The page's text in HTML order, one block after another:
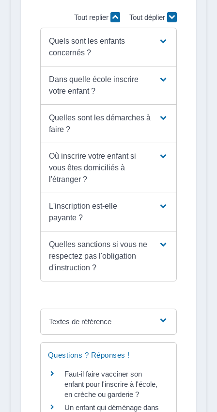
Tout replier Tout déplier
Quels sont les enfants
concernés ?
Dans quelle école inscrire
votre enfant ?
Quelles sont les démarches à
faire ?
Où inscrire votre enfant si
vous êtes domiciliés à
l'étranger ?
L'inscription est-elle
payante ?
Quelles sanctions si vous ne
respectez pas l'obligation
d'instruction ?
Textes de référence
Questions ? Réponses !
Faut-il faire vacciner son
enfant pour l'inscrire à l'école,
en crèche ou garderie ?
Un enfant qui déménage dans